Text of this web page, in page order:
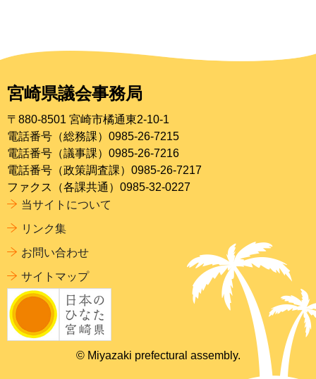
宮崎県議会事務局
〒880-8501 宮崎市橘通東2-10-1
電話番号（総務課）0985-26-7215
電話番号（議事課）0985-26-7216
電話番号（政策調査課）0985-26-7217
ファクス（各課共通）0985-32-0227
当サイトについて
リンク集
お問い合わせ
サイトマップ
© Miyazaki prefectural assembly.
ページの
先頭へ戻る